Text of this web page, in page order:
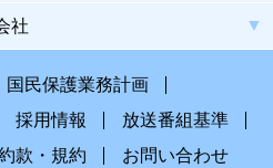
社
国民保護業務計画
採用情報
放送番組基準
款・規約 お問い合わせ